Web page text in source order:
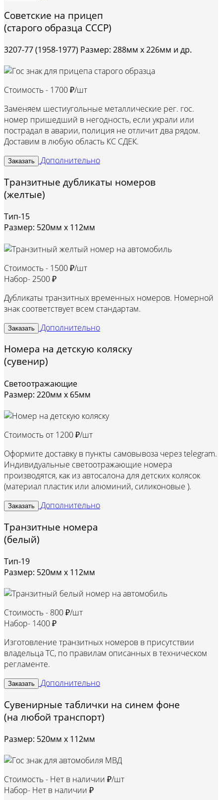
Советские на прицеп
(старого образца СССР)
3207-77 (1958-1977) Размер: 288мм х 226мм и др.
Стоимость - 1700 ₽/шт
Заменяем шестиугольные металлические рег. гос.
номер пришедший в негодность, если украли или
пострадал в аварии, полиция не отличит два рядом.
Доставим в любую область КС СДЕК.
Заказать Дополнительно
Транзитные дубликаты номеров
(желтые)
Тип-15
Размер: 520мм х 112мм
Стоимость - 1500 ₽/шт
Набор- 2500 ₽
Дубликаты транзитных временных номеров. Номерной
знак соответствует всем стандартам.
Заказать Дополнительно
Номера на детскую коляску
(сувенир)
Светоотражающие
Размер: 220мм х 65мм
Стоимость от 1200 ₽/шт
Оформите доставку в пункты самовывоза через telegram.
Индивидуальные светоотражающие номера
производятся, как из автосалона для детских колясок
(материал пластик или алюминий, силиконовые ).
Заказать Дополнительно
Транзитные номера
(белый)
Тип-19
Размер: 520мм х 112мм
Стоимость - 800 ₽/шт
Набор- 1400 ₽
Изготовление транзитных номеров в присутствии
владельца ТС, по правилам описанных в техническом
регламенте.
Заказать Дополнительно
Сувенирные таблички на синем фоне
(на любой транспорт)
Размер: 520мм х 112мм
Стоимость - Нет в наличии ₽/шт
Набор- Нет в наличии ₽